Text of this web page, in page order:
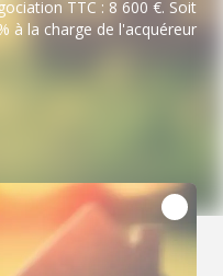
TTC : 8 600 €. Soit
à la charge de l'acquéreur